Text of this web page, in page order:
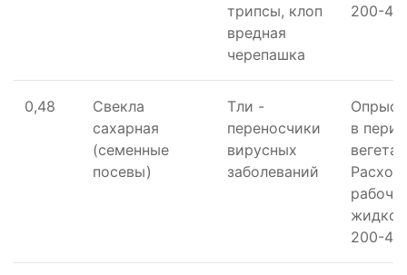
трипсы, клоп
вредная
черепашка
200-
0,48
Свекла
сахарная
(семенные
посевы)
Тли -
переносчики
вирусных
заболеваний
в
Расход
200-